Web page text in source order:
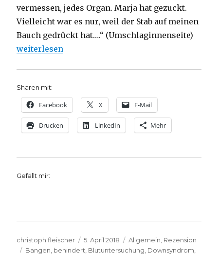
vermessen, jedes Organ. Marja hat gezuckt.
Vielleicht war es nur, weil der Stab auf meinen
Bauch gedrückt hat….“ (Umschlaginnenseite)
„Entscheidung zum Leben, Rezension von
weiterlesen
Sharen mit:
Facebook X E-Mail
Drucken LinkedIn Mehr
Gefällt mir:
Autor
christoph.fleischer
Veröffentlicht
am
5. April 2018 Kategorien
Allgemein, Rezension
Schlagwörter
Bangen, behindert, Blutuntersuchung, Downsyndrom,